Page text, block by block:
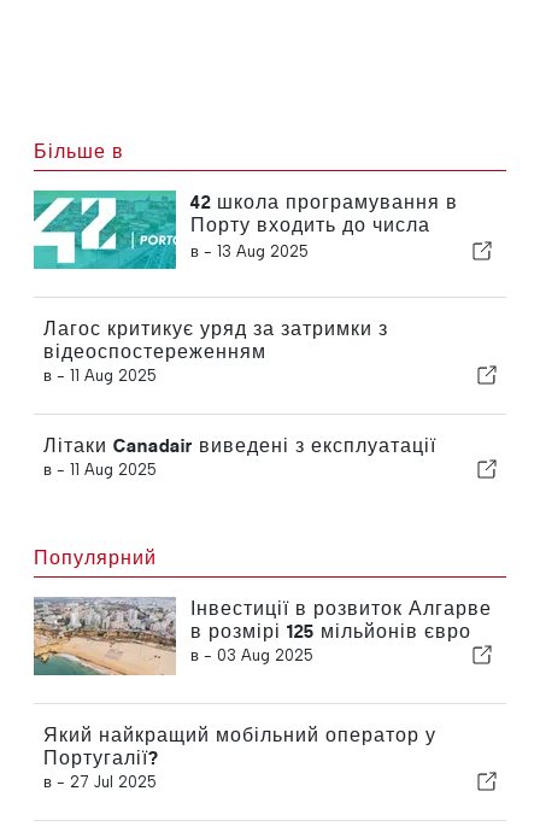
Більше в
42 школа програмування в
Порту входить до числа
найбільш інноваційних
в - 13 Aug 2025
Лагос критикує уряд за затримки з
відеоспостереженням
в - 11 Aug 2025
Літаки Canadair виведені з експлуатації
в - 11 Aug 2025
Популярний
Інвестиції в розвиток Алгарве
в розмірі 125 мільйонів євро
в - 03 Aug 2025
Який найкращий мобільний оператор у
Португалії?
в - 27 Jul 2025